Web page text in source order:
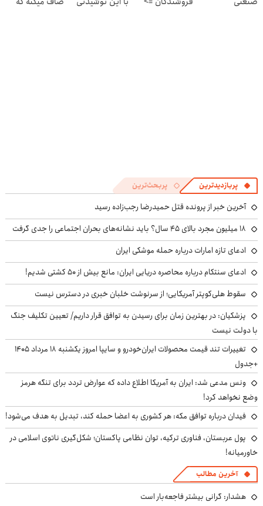
پربازدیدترین پربحث‌ترین
آخرین خبر از پرونده قتل حمیدرضا رجب‌زاده رسید
۱۸ میلیون مجرد بالای ۴۵ سال؟ باید نشانه‌های بحران اجتماعی را جدی گرفت
ادعای تازه امارات درباره حمله موشکی ایران
ادعای سنتکام درباره محاصره دریایی ایران: مانع بیش از ۵۰ کشتی شدیم!
سقوط هلی‌کوپتر آمریکایی؛ از سرنوشت خلبان خبری در دسترس نیست
پزشکیان‌: در بهترین زمان برای رسیدن به توافق قرار داریم/ تعیین تکلیف جنگ
با دولت نیست
تغییرات تند قیمت محصولات ایران‌خودرو و سایپا امروز یکشنبه ۱۸ مرداد ۱۴۰۵
+جدول
ونس مدعی شد: ایران به آمریکا اطلاع داده که عوارض تردد برای تنگه هرمز
وضع نخواهد کرد!
فیدان درباره توافق مکه: هر کشوری به اعضا حمله کند، تبدیل به هدف می‌شود!
پول عربستان، فناوری ترکیه، توان نظامی پاکستان؛ شکل‌گیری ناتوی اسلامی در
خاورمیانه!
آخرین مطالب
هشدار: گرانی بیشتر فاجعه‌بار است